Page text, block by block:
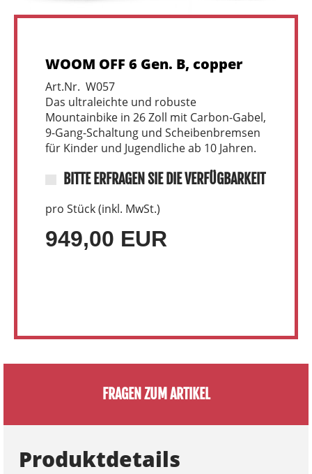
WOOM OFF 6 Gen. B, copper
Art.Nr. W057
Das ultraleichte und robuste
Mountainbike in 26 Zoll mit Carbon-Gabel,
9-Gang-Schaltung und Scheibenbremsen
für Kinder und Jugendliche ab 10 Jahren.
BITTE ERFRAGEN SIE DIE VERFÜGBARKEIT
pro Stück (inkl. MwSt.)
949,00 EUR
FRAGEN ZUM ARTIKEL
Produktdetails